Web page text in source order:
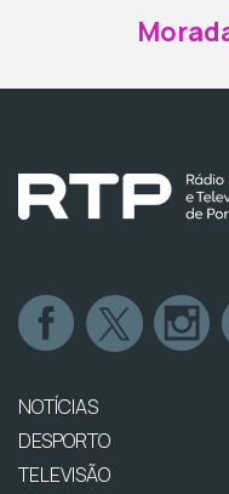
NOTÍCIAS
DESPORTO
TELEVISÃO